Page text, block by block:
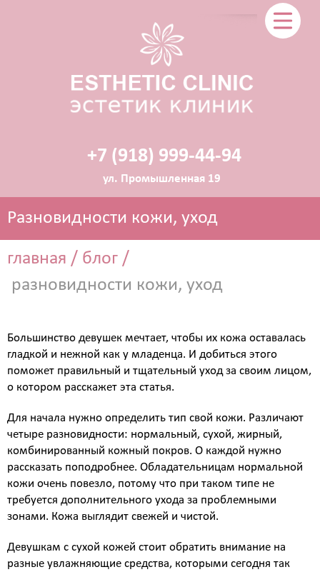
+7 (918) 999-44-94
ул. Промышленная 19
ЭСТЕТИЧЕСКАЯ КОСМЕТОЛОГИЯ
Атравматическая чистка лица
Пилинги - поверхностные и поверхностно
Чистка лица и уход на косметике HOLY LAND
(Израиль)
Чистка лица и уход на премиальной косметике
Криолифтинг - безинъекционная мезотерапия
(питание и увлажнение кожи)
ИНЪЕКЦИОННАЯ КОСМЕТОЛОГИЯ
Консультация врача - дерматолога, косметолога
Трихология - лечение выпадения волос
регенерации кожи
Колостотерапия - глубокое восстановление
Разновидности кожи, уход
главная / блог /
разновидности кожи, уход
Большинство девушек мечтает, чтобы их кожа оставалась
гладкой и нежной как у младенца. И добиться этого
поможет правильный и тщательный уход за своим лицом,
о котором расскажет эта статья.
Для начала нужно определить тип свой кожи. Различают
четыре разновидности: нормальный, сухой, жирный,
комбинированный кожный покров. О каждой нужно
рассказать поподробнее. Обладательницам нормальной
кожи очень повезло, потому что при таком типе не
требуется дополнительного ухода за проблемными
зонами. Кожа выглядит свежей и чистой.
Девушкам с сухой кожей стоит обратить внимание на
разные увлажняющие средства, которыми сегодня так